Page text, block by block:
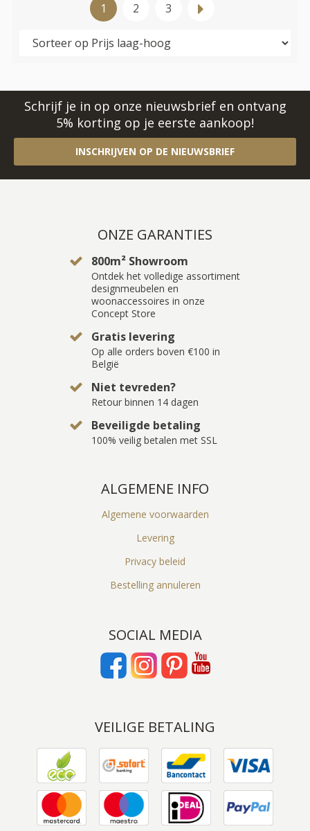
1 2 3
Schrijf je in op onze nieuwsbrief en ontvang
5% korting op je eerste aankoop!
INSCHRIJVEN OP DE NIEUWSBRIEF
ONZE GARANTIES
800m² Showroom
Ontdek het volledige assortiment
designmeubelen en
woonaccessoires in onze
Concept Store
Gratis levering
Op alle orders boven €100 in
België
Niet tevreden?
Retour binnen 14 dagen
Beveiligde betaling
100% veilig betalen met SSL
ALGEMENE INFO
Algemene voorwaarden
Levering
Privacy beleid
Bestelling annuleren
SOCIAL MEDIA
VEILIGE BETALING